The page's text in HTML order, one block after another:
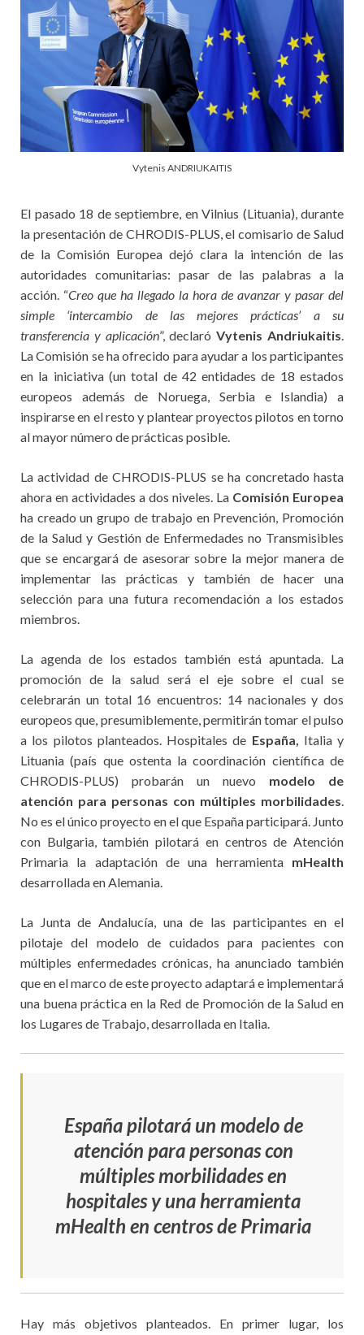
Vytenis ANDRIUKAITIS
El pasado 18 de septiembre, en Vilnius (Lituania), durante
la presentación de CHRODIS-PLUS, el comisario de Salud
de la Comisión Europea dejó clara la intención de las
autoridades comunitarias: pasar de las palabras a la
acción. “Creo que ha llegado la hora de avanzar y pasar del
simple ‘intercambio de las mejores prácticas’ a su
transferencia y aplicación”, declaróVytenis Andriukaitis.
La Comisión se ha ofrecido para ayudar a los participantes
en la iniciativa (un total de 42 entidades de 18 estados
europeos además de Noruega, Serbia e Islandia) a
inspirarse en el resto y plantear proyectos pilotos en torno
al mayor número de prácticas posible.
La actividad de CHRODIS-PLUS se ha concretado hasta
ahora en actividades a dos niveles. La Comisión Europea
ha creado un grupo de trabajo en Prevención, Promoción
de la Salud y Gestión de Enfermedades no Transmisibles
que se encargará de asesorar sobre la mejor manera de
implementar las prácticas y también de hacer una
selección para una futura recomendación a los estados
miembros.
La agenda de los estados también está apuntada. La
promoción de la salud será el eje sobre el cual se
celebrarán un total 16 encuentros: 14 nacionales y dos
europeos que, presumiblemente, permitirán tomar el pulso
a los pilotos planteados. Hospitales de España, Italia y
Lituania (país que ostenta la coordinación científica de
CHRODIS-PLUS) probarán un nuevo modelo de
atención para personas con múltiples morbilidades.
No es el único proyecto en el que España participará. Junto
con Bulgaria, también pilotará en centros de Atención
Primaria la adaptación de una herramienta mHealth
desarrollada en Alemania.
La Junta de Andalucía, una de las participantes en el
pilotaje del modelo de cuidados para pacientes con
múltiples enfermedades crónicas, ha anunciado también
que en el marco de este proyecto adaptará e implementará
una buena práctica en la Red de Promoción de la Salud en
los Lugares de Trabajo, desarrollada en Italia.
España pilotará un modelo de
atención para personas con
múltiples morbilidades en
hospitales y una herramienta
mHealth en centros de Primaria
Hay más objetivos planteados. En primer lugar, los